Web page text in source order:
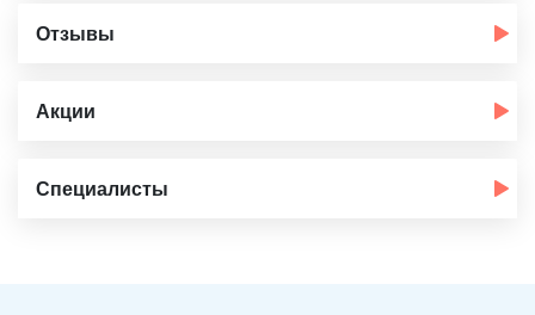
Отзывы
Акции
Специалисты